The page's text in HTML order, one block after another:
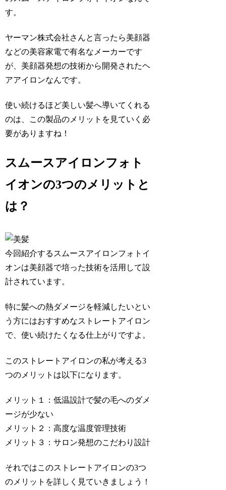
す。
ヤーマン株式会社さんと言ったら美顔器
などの美容家電で有名なメーカーです
が、美顔器発想の技術から開発されたヘ
アアイロンなんです。
使い続けるほど美しい髪へ導いてくれる
のは、この製品のメリットを見ていく必
要がありますね！
スムースアイロンフォト
イオンの3つのメリットと
は？
今回紹介するスムースアイロンフォトイ
オンは美顔器で培った技術を活用して設
計されています。
特に髪への熱ダメージを軽減したいとい
う方にはおすすめなストレートアイロン
で、使い続けたくなる仕上がりですよ。
このストレートアイロンの私が考える3
つのメリットは以下になります。
メリット１：低温設計で髪の毛へのダメ
ージが少ない
メリット２：高度な温度管理技術
メリット３：サロン発想のこだわり設計
それではこのストレートアイロンの3つ
のメリットを詳しく見ていきましょう！